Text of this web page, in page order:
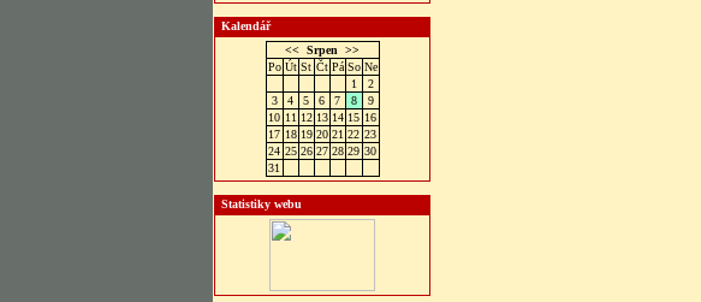
Kalendář
<< Srpen
>>
Po Út St Čt Pá So Ne
1
2
3
4 5 6 7 8
9
10 11 12 13 14 15 16
17 18 19 20 21 22 23
24 25 26 27 28 29 30
31
Statistiky webu